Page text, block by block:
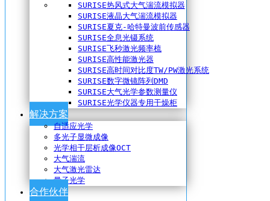
SURISE热风式大气湍流模拟器
SURISE液晶大气湍流模拟器
SURISE夏克-哈特曼波前传感器
SURISE全息光镊系统
SURISE飞秒激光频率梳
SURISE高性能激光器
SURISE高时间对比度TW/PW激光系统
SURISE数字微镜阵列DMD
SURISE大气光学参数测量仪
SURISE光学仪器专用干燥柜
解决方案
自适应光学
多光子显微成像
光学相干层析成像OCT
大气湍流
大气激光雷达
量子光学
合作伙伴